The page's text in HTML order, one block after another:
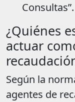
Consultas”.
¿Quiénes
actuar
Según la
agentes de